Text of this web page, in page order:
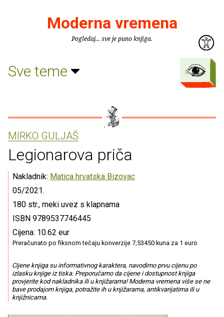
Moderna vremena
Pogledaj... sve je puno knjiga.
Sve teme
MIRKO GULJAŠ
Legionarova priča
Nakladnik: Matica hrvatska Bizovac
05/2021.
180 str., meki uvez s klapnama
ISBN 9789537746445
Cijena: 10.62 eur
Preračunato po fiksnom tečaju konverzije 7,53450 kuna za 1 euro
Cijene knjiga su informativnog karaktera, navodimo prvu cijenu po
izlasku knjige iz tiska. Preporučamo da cijene i dostupnost knjiga
provjerite kod nakladnika ili u knjižarama! Moderna vremena više se ne
bave prodajom knjiga, potražite ih u knjižarama, antikvarijatima ili u
knjižnicama.